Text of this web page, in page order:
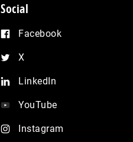
Social
Facebook
X
LinkedIn
YouTube
Instagram